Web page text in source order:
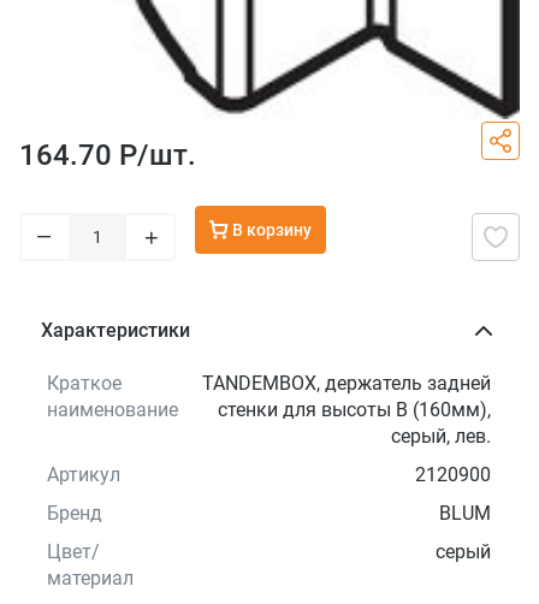
164.70 Р/шт.
– + В корзину
Характеристики
Краткое
наименование
TANDEMBOX, держатель задней
стенки для высоты В (160мм),
серый, лев.
Артикул
2120900
Бренд
BLUM
Цвет/
материал
серый